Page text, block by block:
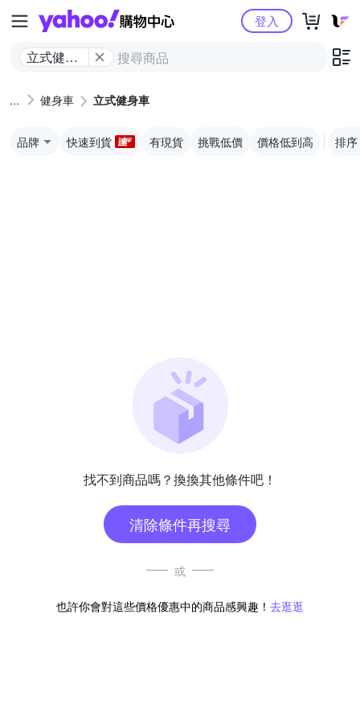
Yahoo購物中心
立式健身
登入
健身車 立式健身車
品牌 快速到貨 有現貨 挑戰低價 價格低到高 排序
找不到商品嗎？換換其他條件吧！
清除條件再搜尋
或
也許你會對這些價格優惠中的商品感興趣！ 去逛逛